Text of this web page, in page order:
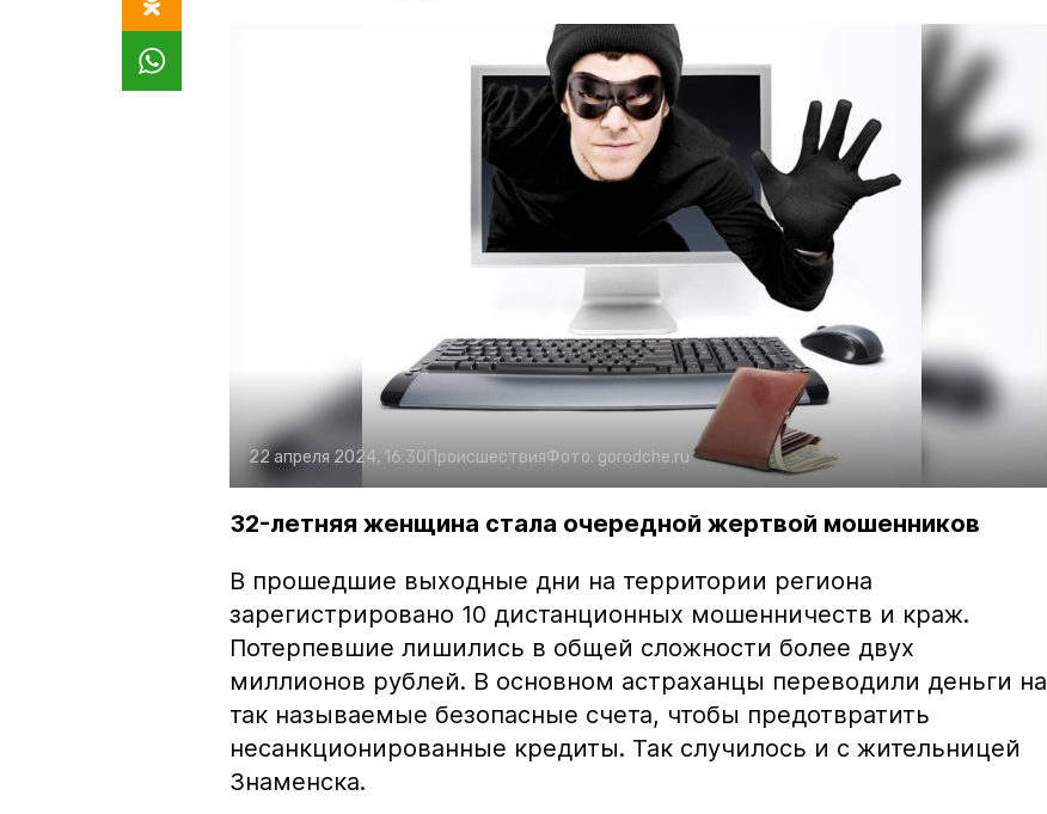
22 апреля 2024, 16:30ПроисшествияФото: gorodche.ru
32-летняя женщина стала очередной жертвой мошенников
В прошедшие выходные дни на территории региона
зарегистрировано 10 дистанционных мошенничеств и краж.
Потерпевшие лишились в общей сложности более двух
миллионов рублей. В основном астраханцы переводили деньги на
так называемые безопасные счета, чтобы предотвратить
несанкционированные кредиты. Так случилось и с жительницей
Знаменска.